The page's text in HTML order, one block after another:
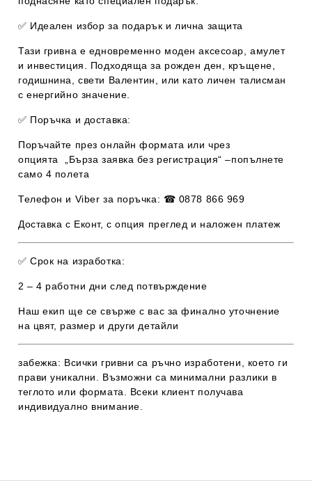
✅ Идеален избор за подарък и лична защита
Тази гривна е едновременно моден аксесоар, амулет
и инвестиция
. Подходяща за рожден ден, кръщене,
годишнина, свети Валентин, или като личен талисман
с енергийно значение.
✅ Поръчка и доставка:
Поръчайте през онлайн формата или чрез
опцията „ Бърза заявка без регистрация“ –попълнете
само 4 полета
Телефон и Viber за поръчка: ☎ 0878 866 969
Доставка с Еконт, с опция преглед и наложен платеж
✅Срок на изработка:
2 – 4 работни дни след потвърждение
Наш екип ще се свърже с вас за финално уточнение
на цвят, размер и други детайли
забежка: Всички гривни са ръчно изработени, което ги
прави уникални. Възможни са минимални разлики в
теглото или формата. Всеки клиент получава
индивидуално внимание.